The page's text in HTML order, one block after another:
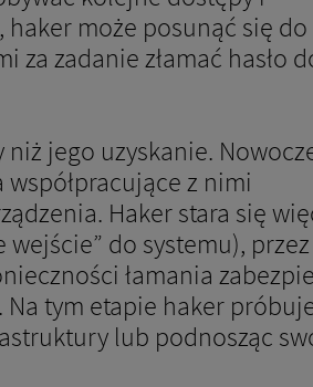
może posunąć się do
zadanie złamać hasło
jego uzyskanie.
z nimi
Haker stara się
do systemu),
łamania
tym etapie haker
lub podnosząc